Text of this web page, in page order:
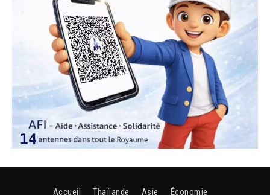
Accueil Thaïlande Asie Économie